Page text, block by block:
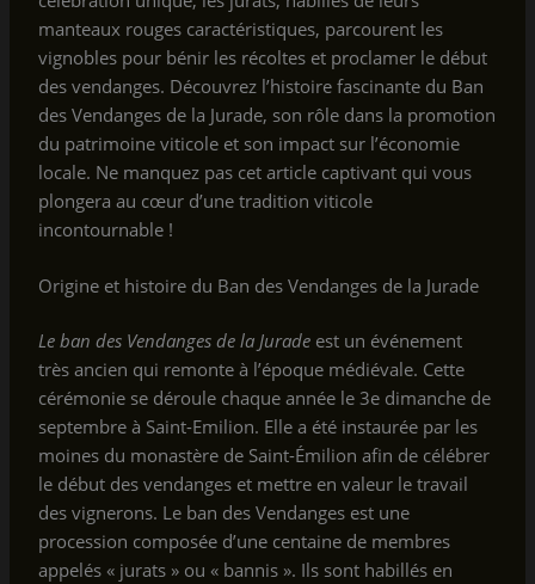
manteaux rouges caractéristiques, parcourent les
vignobles pour bénir les récoltes et proclamer le début
des vendanges. Découvrez l’histoire fascinante du Ban
des Vendanges de la Jurade, son rôle dans la promotion
du patrimoine viticole et son impact sur l’économie
locale. Ne manquez pas cet article captivant qui vous
plongera au cœur d’une tradition viticole
incontournable !
Origine et histoire du Ban des Vendanges de la Jurade
Le ban des Vendanges de la Juradeest un événement
très ancien qui remonte à l’époque médiévale. Cette
cérémonie se déroule chaque année le 3e dimanche de
septembre à Saint-Emilion. Elle a été instaurée par les
moines du monastère de Saint-Émilion afin de célébrer
le début des vendanges et mettre en valeur le travail
des vignerons. Le ban des Vendanges est une
procession composée d’une centaine de membres
appelés « jurats » ou « bannis ». Ils sont habillés en